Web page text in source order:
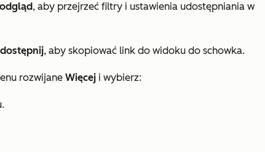
, aby przejrzeć filtry i ustawienia udostępniania w
, aby skopiować link do widoku do schowka.
rozwijane Więcej i wybierz: